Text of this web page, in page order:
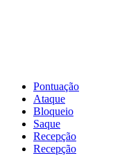
Pontuação
Ataque
Bloqueio
Saque
Recepção
Recepção